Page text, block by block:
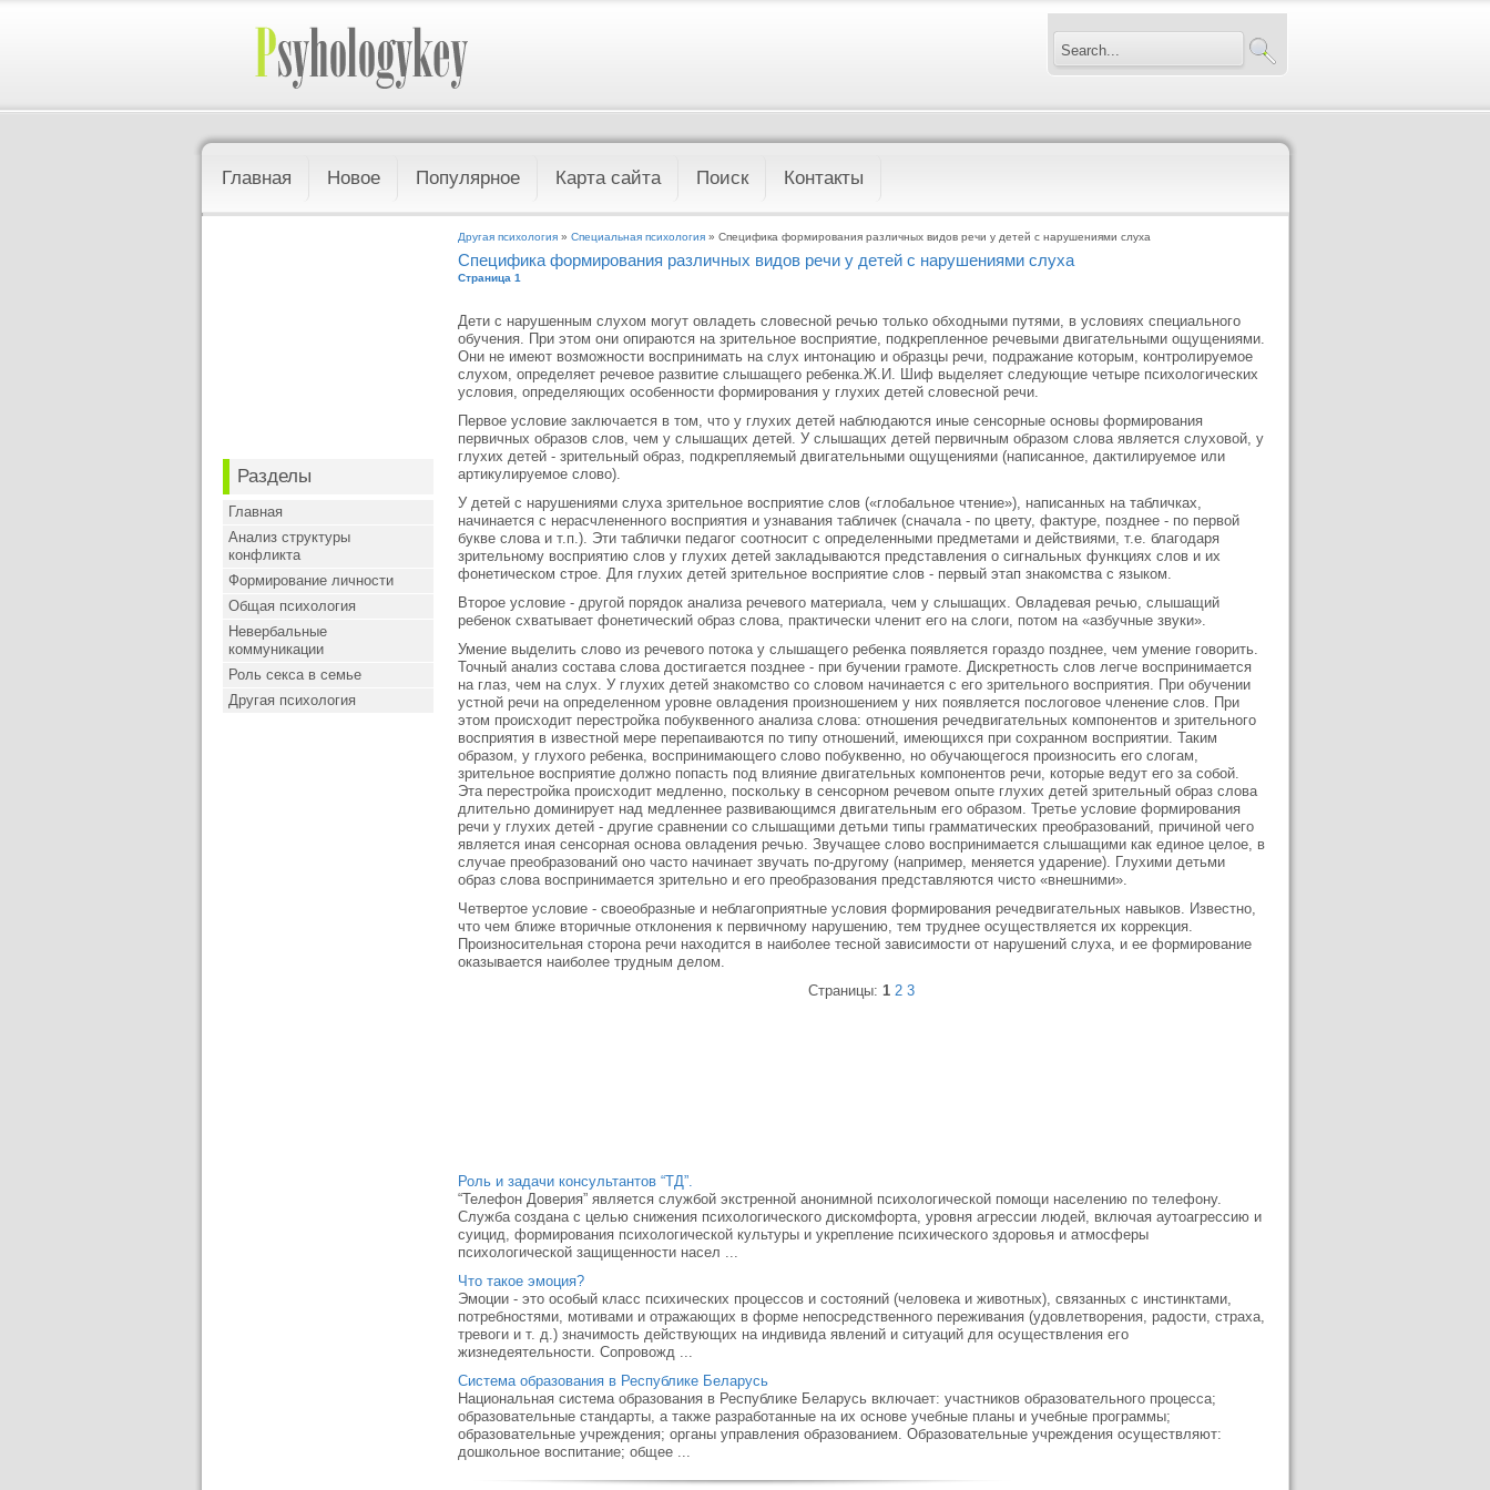
Главная Новое Популярное Карта сайта Поиск Контакты
Разделы
Главная
Анализ структуры
конфликта
Формирование личности
Общая психология
Невербальные
коммуникации
Роль секса в семье
Другая психология
Другая психология » Специальная психология » Специфика формирования различных видов речи у детей с нарушениями слуха
Специфика формирования различных видов речи у детей с нарушениями слуха
Страница 1
Дети с нарушенным слухом могут овладеть словесной речью только обходными путями, в условиях специального
обучения. При этом они опираются на зрительное восприятие, подкрепленное речевыми двигательными ощущениями.
Они не имеют возможности воспринимать на слух интонацию и образцы речи, подражание которым, контролируемое
слухом, определяет речевое развитие слышащего ребенка.Ж.И. Шиф выделяет следующие четыре психологических
условия, определяющих особенности формирования у глухих детей словесной речи.
Первое условие заключается в том, что у глухих детей наблюдаются иные сенсорные основы формирования
первичных образов слов, чем у слышащих детей. У слышащих детей первичным образом слова является слуховой, у
глухих детей - зрительный образ, подкрепляемый двигательными ощущениями (написанное, дактилируемое или
артикулируемое слово).
У детей с нарушениями слуха зрительное восприятие слов («глобальное чтение»), написанных на табличках,
начинается с нерасчлененного восприятия и узнавания табличек (сначала - по цвету, фактуре, позднее - по первой
букве слова и т.п.). Эти таблички педагог соотносит с определенными предметами и действиями, т.е. благодаря
зрительному восприятию слов у глухих детей закладываются представления о сигнальных функциях слов и их
фонетическом строе. Для глухих детей зрительное восприятие слов - первый этап знакомства с языком.
Второе условие - другой порядок анализа речевого материала, чем у слышащих. Овладевая речью, слышащий
ребенок схватывает фонетический образ слова, практически членит его на слоги, потом на «азбучные звуки».
Умение выделить слово из речевого потока у слышащего ребенка появляется гораздо позднее, чем умение говорить.
Точный анализ состава слова достигается позднее - при бучении грамоте. Дискретность слов легче воспринимается
на глаз, чем на слух. У глухих детей знакомство со словом начинается с его зрительного восприятия. При обучении
устной речи на определенном уровне овладения произношением у них появляется послоговое членение слов. При
этом происходит перестройка побуквенного анализа слова: отношения речедвигательных компонентов и зрительного
восприятия в известной мере перепаиваются по типу отношений, имеющихся при сохранном восприятии. Таким
образом, у глухого ребенка, воспринимающего слово побуквенно, но обучающегося произносить его слогам,
зрительное восприятие должно попасть под влияние двигательных компонентов речи, которые ведут его за собой.
Эта перестройка происходит медленно, поскольку в сенсорном речевом опыте глухих детей зрительный образ слова
длительно доминирует над медленнее развивающимся двигательным его образом. Третье условие формирования
речи у глухих детей - другие сравнении со слышащими детьми типы грамматических преобразований, причиной чего
является иная сенсорная основа овладения речью. Звучащее слово воспринимается слышащими как единое целое, в
случае преобразований оно часто начинает звучать по-другому (например, меняется ударение). Глухими детьми
образ слова воспринимается зрительно и его преобразования представляются чисто «внешними».
Четвертое условие - своеобразные и неблагоприятные условия формирования речедвигательных навыков. Известно,
что чем ближе вторичные отклонения к первичному нарушению, тем труднее осуществляется их коррекция.
Произносительная сторона речи находится в наиболее тесной зависимости от нарушений слуха, и ее формирование
оказывается наиболее трудным делом.
Страницы: 1 2 3
Роль и задачи консультантов “ТД”.
“Телефон Доверия” является службой экстренной анонимной психологической помощи населению по телефону.
Служба создана с целью снижения психологического дискомфорта, уровня агрессии людей, включая аутоагрессию и
суицид, формирования психологической культуры и укрепление психического здоровья и атмосферы
психологической защищенности насел ...
Что такое эмоция?
Эмоции - это особый класс психических процессов и состояний (человека и животных), связанных с инстинктами,
потребностями, мотивами и отражающих в форме непосредственного переживания (удовлетворения, радости, страха,
тревоги и т. д.) значимость действующих на индивида явлений и ситуаций для осуществления его
жизнедеятельности. Сопровожд ...
Система образования в Республике Беларусь
Национальная система образования в Республике Бела­русь включает: участников образовательного процесса;
образовательные стандарты, а также разработанные на их основе учебные планы и учебные программы;
образовательные учреждения; органы управления образованием. Образовательные учреждения осуществляют:
дошкольное воспитание; общее ...